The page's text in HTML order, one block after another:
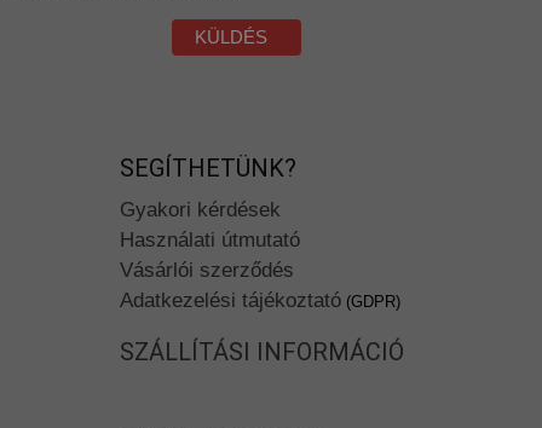
KÜLDÉS
SEGÍTHETÜNK?
Gyakori kérdések
Használati útmutató
Vásárlói szerződés
Adatkezelési tájékoztató (GDPR)
SZÁLLÍTÁSI INFORMÁCIÓ